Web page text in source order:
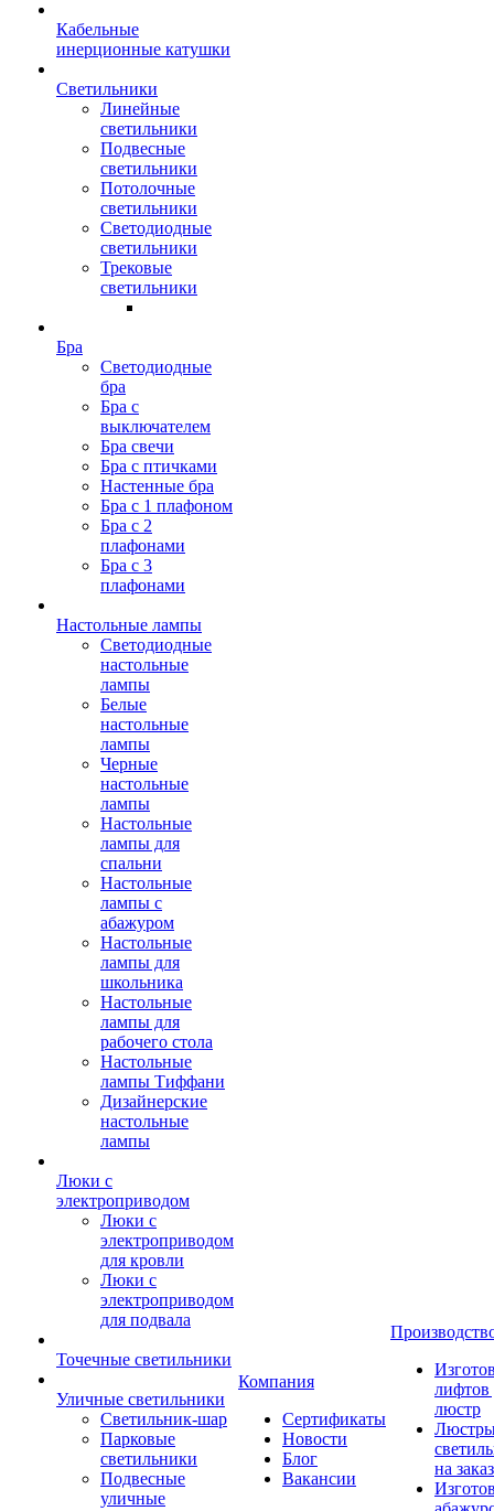
Кабельные
инерционные катушки
Светильники
Линейные
светильники
Подвесные
светильники
Потолочные
светильники
Светодиодные
светильники
Трековые
светильники
Бра
Светодиодные
бра
Бра с
выключателем
Бра свечи
Бра с птичками
Настенные бра
Бра с 1 плафоном
Бра с 2
плафонами
Бра с 3
плафонами
Настольные лампы
Светодиодные
настольные
лампы
Белые
настольные
лампы
Черные
настольные
лампы
Настольные
лампы для
спальни
Настольные
лампы с
абажуром
Настольные
лампы для
школьника
Настольные
лампы для
рабочего стола
Настольные
лампы Тиффани
Дизайнерские
настольные
лампы
Люки с
электроприводом
Люки с
электроприводом
для кровли
Люки с
электроприводом
для подвала
Точечные светильники
Уличные светильники
Светильник-шар
Парковые
светильники
Подвесные
уличные
Компания
Сертификаты
Новости
Блог
Вакансии
лифтов
люстр
на заказ